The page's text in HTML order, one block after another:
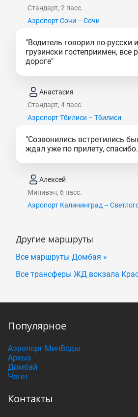
Стандарт, 2 пасс.
Аэропорт Сочи – Сочи
"Водитель говорил по-русски
грузински гостеприимен, все
дороге"
Анастасия
Стандарт, 4 пасс.
Аэропорт Тбилиси – Тбилиси
"Созвонились встретились
ждал уже по прилету,
Алексей
Минивэн, 6 пасс.
Аэропорт Калининград –
Другие маршруты
Все маршруты Домбая »
Все трансферы ЖД вокзала
Популярное
Аэропорт МинВоды
Архыз
Домбай
Чегет
Контакты